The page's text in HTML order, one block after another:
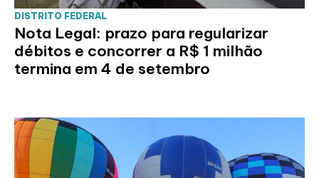
DISTRITO FEDERAL
Nota Legal: prazo para regularizar
débitos e concorrer a R$ 1 milhão
termina em 4 de setembro